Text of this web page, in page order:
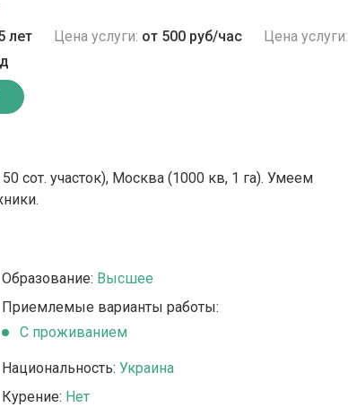
лет Цена услуги: от 500 руб/час Цена услуги:
сот. участок), Москва (1000 кв, 1 га). Умеем
Образование: Высшее
Приемлемые варианты работы:
C проживанием
Национальность: Украина
Курение: Нет